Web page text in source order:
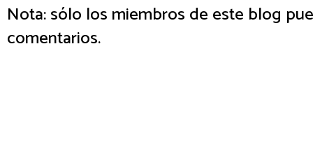
Nota: sólo los miembros de este blog
comentarios.